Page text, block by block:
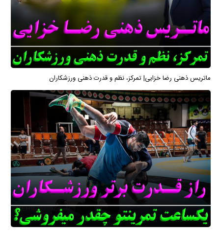
ماتریس ذهنی رضا خزایی| تمرکز، نظم و قدرت ذهنی ورزشکاران